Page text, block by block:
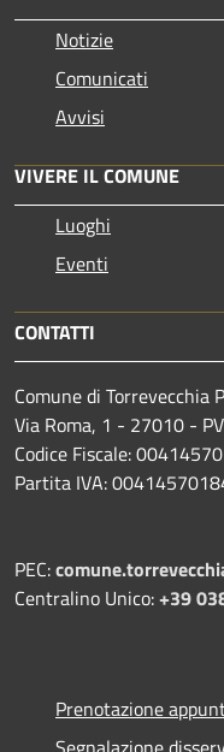
Notizie
Comunicati
Avvisi
VIVERE IL COMUNE
Luoghi
Eventi
CONTATTI
Comune di Torrevecchia
Via Roma, 1 - 27010 - PV
Codice Fiscale:
Partita IVA:
PEC:
Centralino Unico:+39
Prenotazione